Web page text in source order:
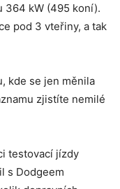
364 kW (495 koní).
pod 3 vteřiny, a tak
kde se jen měnila
zjistíte nemilé
testovací jízdy
s Dodgeem